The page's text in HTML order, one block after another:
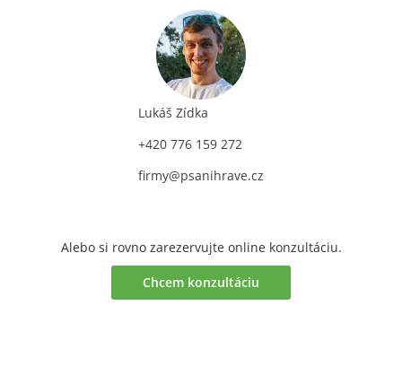
Lukáš Zídka
+420 776 159 272
firmy@psanihrave.cz
Alebo si rovno zarezervujte online konzultáciu.
Chcem konzultáciu